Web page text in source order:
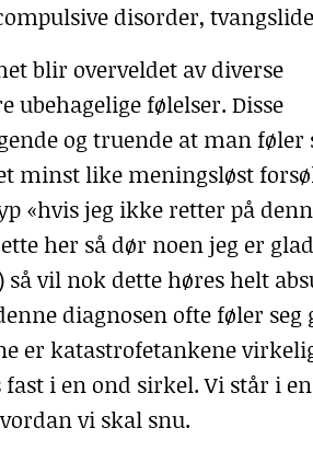
disorder,
blir overveldet av diverse
ubehagelige følelser. Disse
og truende at man føler
minst like meningsløst
«hvis jeg ikke retter på
her så dør noen jeg er
vil nok dette høres helt
diagnosen ofte føler seg
er katastrofetankene
i en ond sirkel. Vi står i
vi skal snu.